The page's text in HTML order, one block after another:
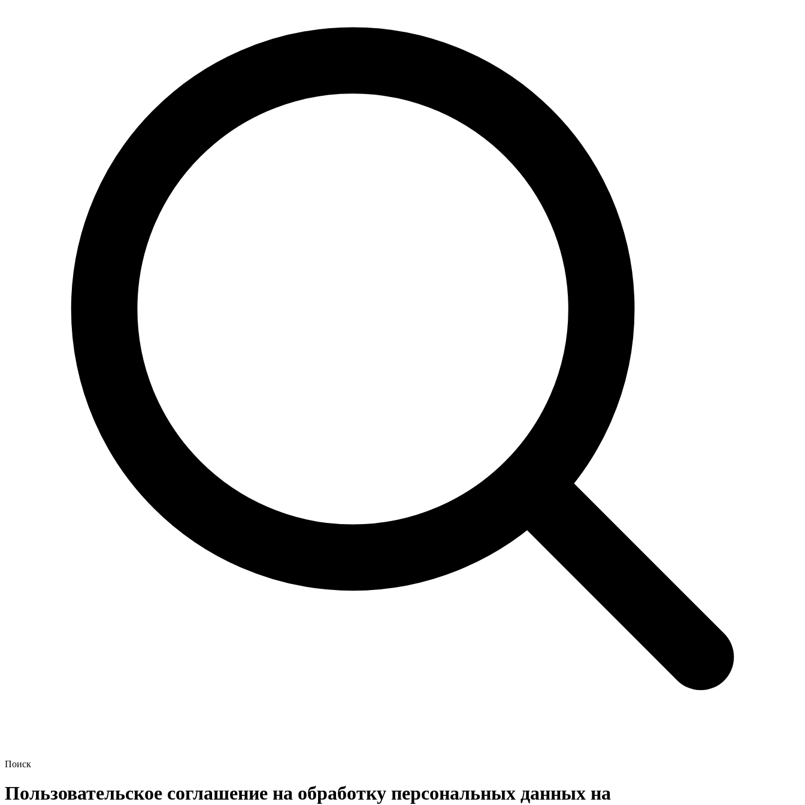
Поиск
Пользовательское соглашение на обработку персональных данных на